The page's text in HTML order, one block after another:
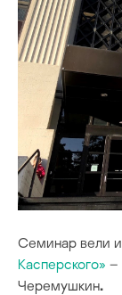
Семинар вели
Касперского» –
Черемушкин.